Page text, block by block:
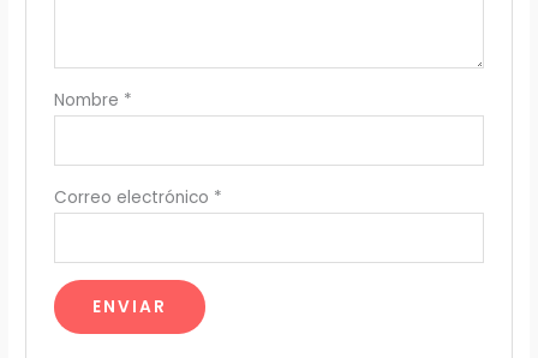
Nombre *
Correo electrónico *